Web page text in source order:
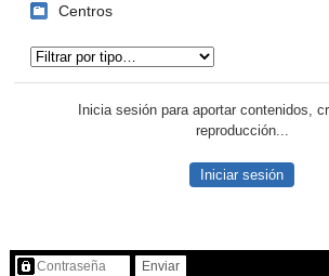
Centros
Inicia sesión para aportar contenidos,
reproducción...
Iniciar sesión
Contenido protegido…